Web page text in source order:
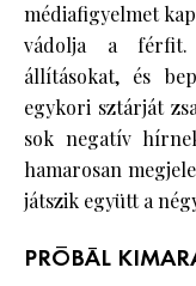
médiafigyelmet
vádolja a férfit.
állításokat, és
egykori sztárját
sok negatív
hamarosan
játszik együtt a
PRÓBÁL